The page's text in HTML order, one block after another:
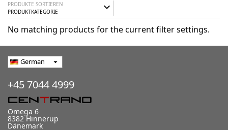
PRODUKTE SORTIEREN
PRODUKTKATEGORIE
expand_more
No matching products for the current filter settings.
German arrow_drop_down
+45 7044 4999
Omega 6
8382 Hinnerup
Dänemark